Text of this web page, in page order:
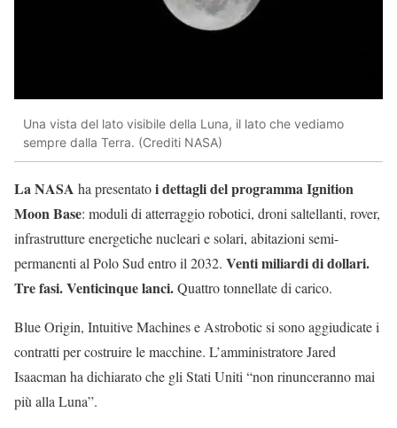
Una vista del lato visibile della Luna, il lato che vediamo
sempre dalla Terra. (Crediti NASA)
La NASA ha presentatoi dettagli del programma Ignition
Moon Base: moduli di atterraggio robotici, droni saltellanti, rover,
infrastrutture energetiche nucleari e solari, abitazioni semi-
permanenti al Polo Sud entro il 2032. Venti miliardi di dollari.
Tre fasi. Venticinque lanci.Quattro tonnellate di carico.
Blue Origin, Intuitive Machines e Astrobotic si sono aggiudicate i
contratti per costruire le macchine. L’amministratore Jared
Isaacman ha dichiarato che gli Stati Uniti “non rinunceranno mai
più alla Luna”.